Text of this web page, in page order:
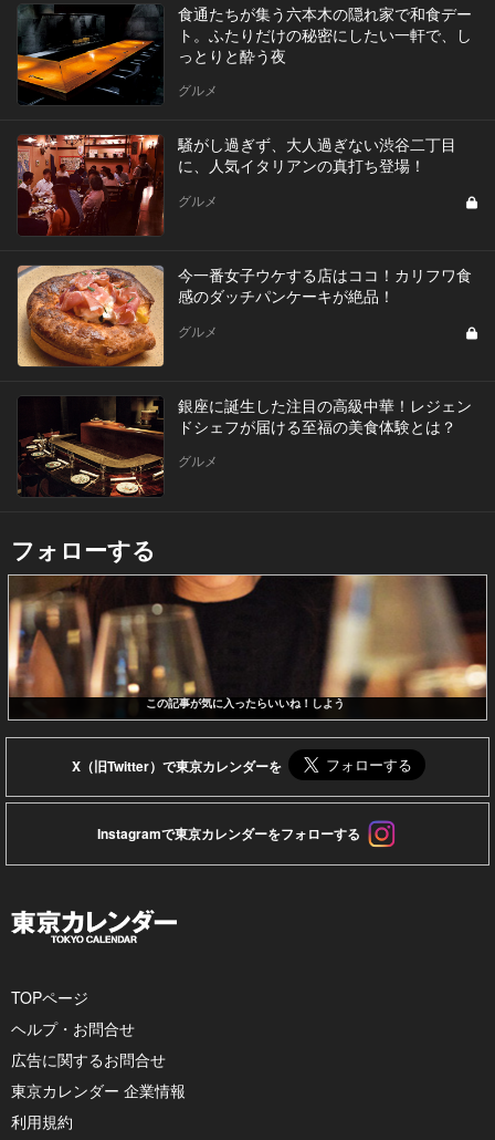
食通たちが集う六本木の隠れ家で和食デー
ト。ふたりだけの秘密にしたい一軒で、し
っとりと酔う夜
グルメ
騒がし過ぎず、大人過ぎない渋谷二丁目
に、人気イタリアンの真打ち登場！
グルメ
今一番女子ウケする店はココ！カリフワ食
感のダッチパンケーキが絶品！
グルメ
銀座に誕生した注目の高級中華！レジェン
ドシェフが届ける至福の美食体験とは？
グルメ
フォローする
この記事が気に入ったらいいね！しよう
X（旧Twitter）で東京カレンダーを
Instagramで東京カレンダーをフォローする
TOPページ
ヘルプ・お問合せ
広告に関するお問合せ
東京カレンダー 企業情報
利用規約